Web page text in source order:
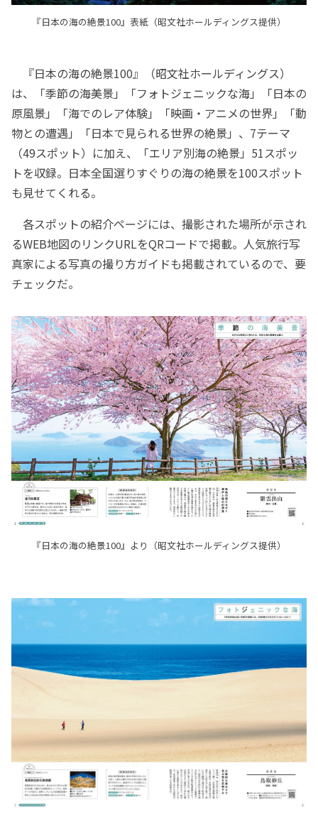
『日本の海の絶景100』表紙（昭文社ホールディングス提供）
『日本の海の絶景100』（昭文社ホールディングス）
は、「季節の海美景」「フォトジェニックな海」「日本の
原風景」「海でのレア体験」「映画・アニメの世界」「動
物との遭遇」「日本で見られる世界の絶景」、7テーマ
（49スポット）に加え、「エリア別海の絶景」51スポッ
トを収録。日本全国選りすぐりの海の絶景を100スポット
も見せてくれる。
各スポットの紹介ページには、撮影された場所が示され
るWEB地図のリンクURLをQRコードで掲載。人気旅行写
真家による写真の撮り方ガイドも掲載されているので、要
チェックだ。
『日本の海の絶景100』より（昭文社ホールディングス提供）